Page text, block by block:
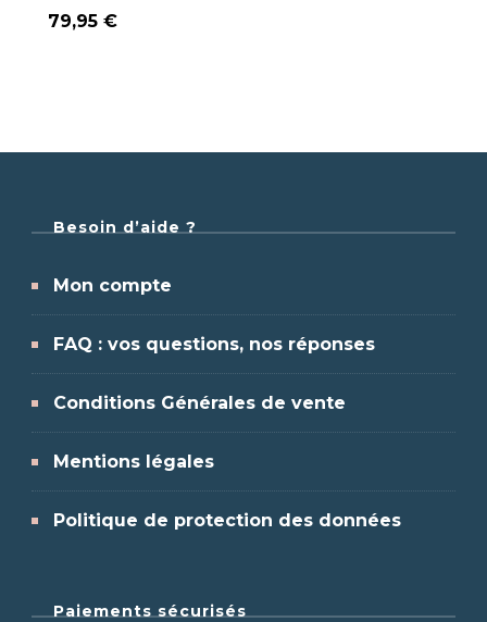
79,95 €
Besoin d’aide ?
Mon compte
FAQ : vos questions, nos réponses
Conditions Générales de vente
Mentions légales
Politique de protection des données
Paiements sécurisés